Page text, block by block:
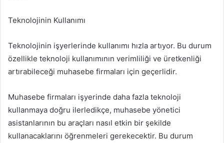
Teknolojinin Kullanımı
Teknolojinin işyerlerinde kullanımı hızla artıyor. Bu durum
özellikle teknoloji kullanımının verimliliği ve üretkenliği
artırabileceği muhasebe firmaları için geçerlidir.
Muhasebe firmaları işyerinde daha fazla teknoloji
kullanmaya doğru ilerledikçe, muhasebe yönetici
asistanlarının bu araçları nasıl etkin bir şekilde
kullanacaklarını öğrenmeleri gerekecektir. Bu durum